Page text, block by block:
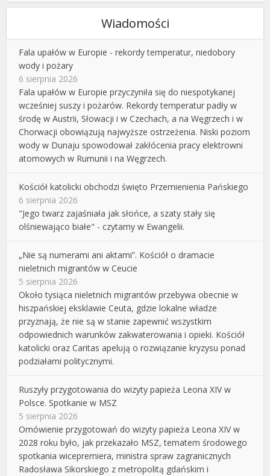
Wiadomości
Fala upałów w Europie - rekordy temperatur, niedobory
wody i pożary
6 sierpnia 2026
Fala upałów w Europie przyczyniła się do niespotykanej
wcześniej suszy i pożarów. Rekordy temperatur padły w
środę w Austrii, Słowacji i w Czechach, a na Węgrzech i w
Chorwacji obowiązują najwyższe ostrzeżenia. Niski poziom
wody w Dunaju spowodował zakłócenia pracy elektrowni
atomowych w Rumunii i na Węgrzech.
Kościół katolicki obchodzi święto Przemienienia Pańskiego
6 sierpnia 2026
"Jego twarz zajaśniała jak słońce, a szaty stały się
olśniewająco białe" - czytamy w Ewangelii.
„Nie są numerami ani aktami”. Kościół o dramacie
nieletnich migrantów w Ceucie
5 sierpnia 2026
Około tysiąca nieletnich migrantów przebywa obecnie w
hiszpańskiej eksklawie Ceuta, gdzie lokalne władze
przyznają, że nie są w stanie zapewnić wszystkim
odpowiednich warunków zakwaterowania i opieki. Kościół
katolicki oraz Caritas apelują o rozwiązanie kryzysu ponad
podziałami politycznymi.
Ruszyły przygotowania do wizyty papieża Leona XIV w
Polsce. Spotkanie w MSZ
5 sierpnia 2026
Omówienie przygotowań do wizyty papieża Leona XIV w
2028 roku było, jak przekazało MSZ, tematem środowego
spotkania wicepremiera, ministra spraw zagranicznych
Radosława Sikorskiego z metropolitą gdańskim i